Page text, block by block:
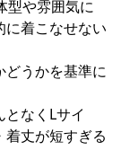
型や雰囲気に
に着こなせない
どうかを基準に
となくLサイ
丈が短すぎる